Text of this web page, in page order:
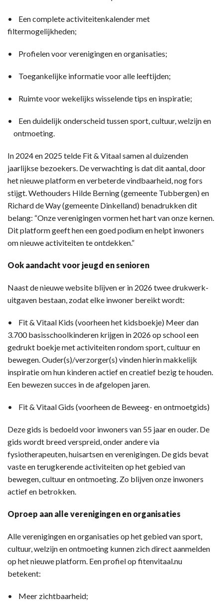
• Een complete activiteitenkalender met
filtermogelijkheden;
• Profielen voor verenigingen en organisaties;
• Toegankelijke informatie voor alle leeftijden;
• Ruimte voor wekelijks wisselende tips en inspiratie;
• Een duidelijk onderscheid tussen sport, cultuur, welzijn en
ontmoeting.
In 2024 en 2025 telde Fit & Vitaal samen al duizenden
jaarlijkse bezoekers. De verwachting is dat dit aantal, door
het nieuwe platform en verbeterde vindbaarheid, nog fors
stijgt. Wethouders Hilde Berning (gemeente Tubbergen) en
Richard de Way (gemeente Dinkelland) benadrukken dit
belang: “Onze verenigingen vormen het hart van onze kernen.
Dit platform geeft hen een goed podium en helpt inwoners
om nieuwe activiteiten te ontdekken.”
Ook aandacht voor jeugd en senioren
Naast de nieuwe website blijven er in 2026 twee drukwerk-
uitgaven bestaan, zodat elke inwoner bereikt wordt:
• Fit & Vitaal Kids (voorheen het kidsboekje) Meer dan
3.700 basisschoolkinderen krijgen in 2026 op school een
gedrukt boekje met activiteiten rondom sport, cultuur en
bewegen. Ouder(s)/verzorger(s) vinden hierin makkelijk
inspiratie om hun kinderen actief en creatief bezig te houden.
Een bewezen succes in de afgelopen jaren.
• Fit & Vitaal Gids (voorheen de Beweeg- en ontmoetgids)
Deze gids is bedoeld voor inwoners van 55 jaar en ouder. De
gids wordt breed verspreid, onder andere via
fysiotherapeuten, huisartsen en verenigingen. De gids bevat
vaste en terugkerende activiteiten op het gebied van
bewegen, cultuur en ontmoeting. Zo blijven onze inwoners
actief en betrokken.
Oproep aan alle verenigingen en organisaties
Alle verenigingen en organisaties op het gebied van sport,
cultuur, welzijn en ontmoeting kunnen zich direct aanmelden
op het nieuwe platform. Een profiel op fitenvitaal.nu
betekent:
• Meer zichtbaarheid;